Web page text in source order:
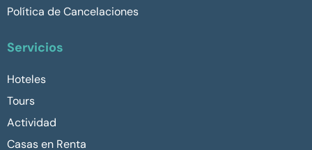
Política de Cancelaciones
Servicios
Hoteles
Tours
Actividad
Casas en Renta